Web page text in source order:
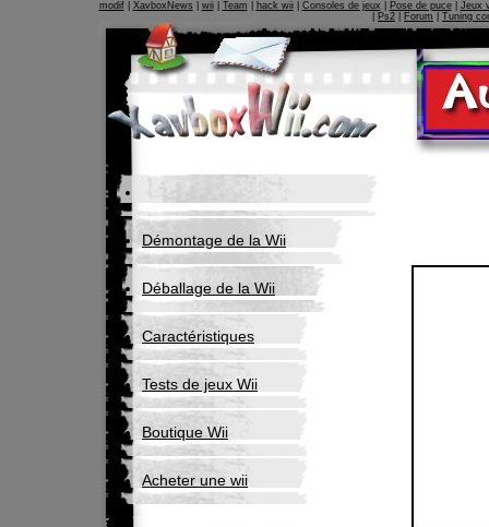
modif| XavboxNews wii| Team hack wii| Consoles de jeux Pose de puce| Jeux
Ps2 Forum Tuning
Démontage de la Wii
Déballage de la Wii
Caractéristiques
Tests de jeux Wii
Boutique Wii
Acheter une wii